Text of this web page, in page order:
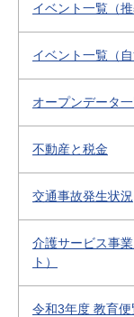
イベント一覧（
イベント一覧（
オープンデータ
不動産と税金
交通事故発生状況
介護サービス事
ト）
令和3年度 教育便